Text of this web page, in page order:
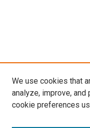
We use cookies that
analyze, improve, and
cookie preferences